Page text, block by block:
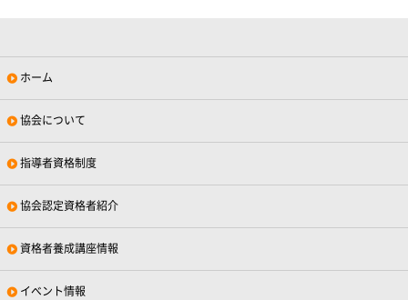
ホーム
協会について
指導者資格制度
協会認定資格者紹介
資格者養成講座情報
イベント情報